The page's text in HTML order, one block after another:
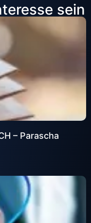
sein
– Parascha